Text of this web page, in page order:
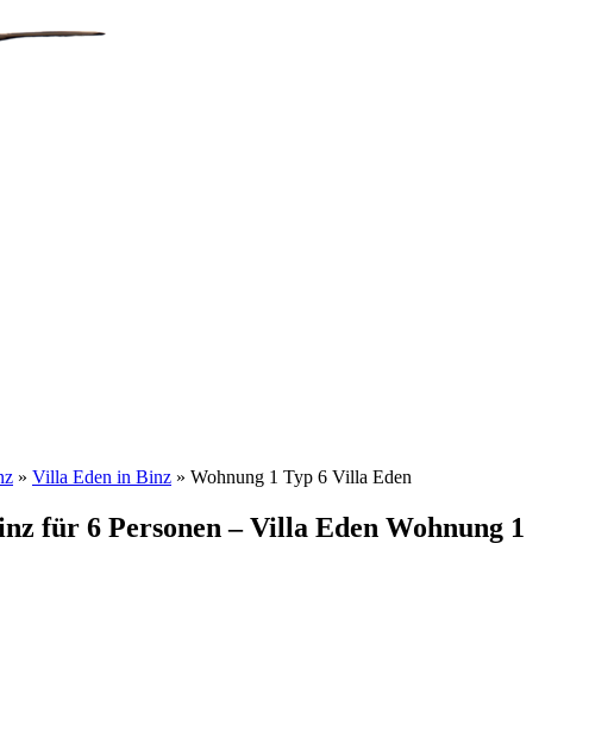
» Villa Eden in Binz » Wohnung 1 Typ 6 Villa Eden
für 6 Personen – Villa Eden Wohnung 1